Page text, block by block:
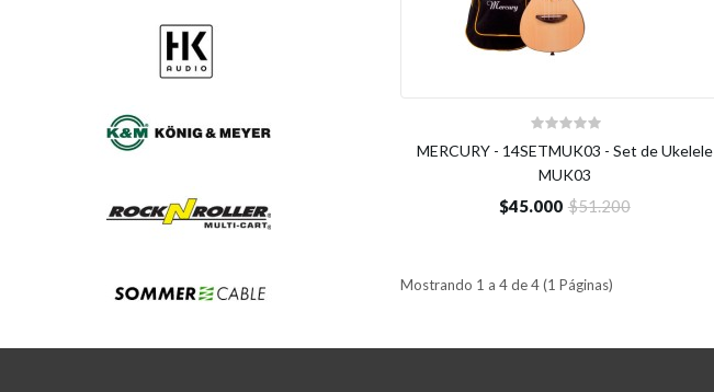
MERCURY - 14SETMUK03 - Set de Ukelele
MUK03
$45.000 $51.200
Mostrando 1 a 4 de 4 (1 Páginas)